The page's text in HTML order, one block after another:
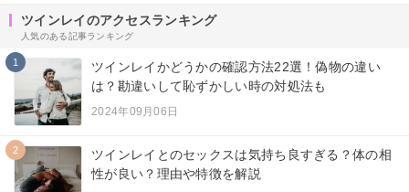
ツインレイのアクセスランキング
人気のある記事ランキング
1
ツインレイかどうかの確認方法22選！偽物の違い
は？勘違いして恥ずかしい時の対処法も
2024年09月06日
2
ツインレイとのセックスは気持ち良すぎる？体の相
性が良い？理由や特徴を解説